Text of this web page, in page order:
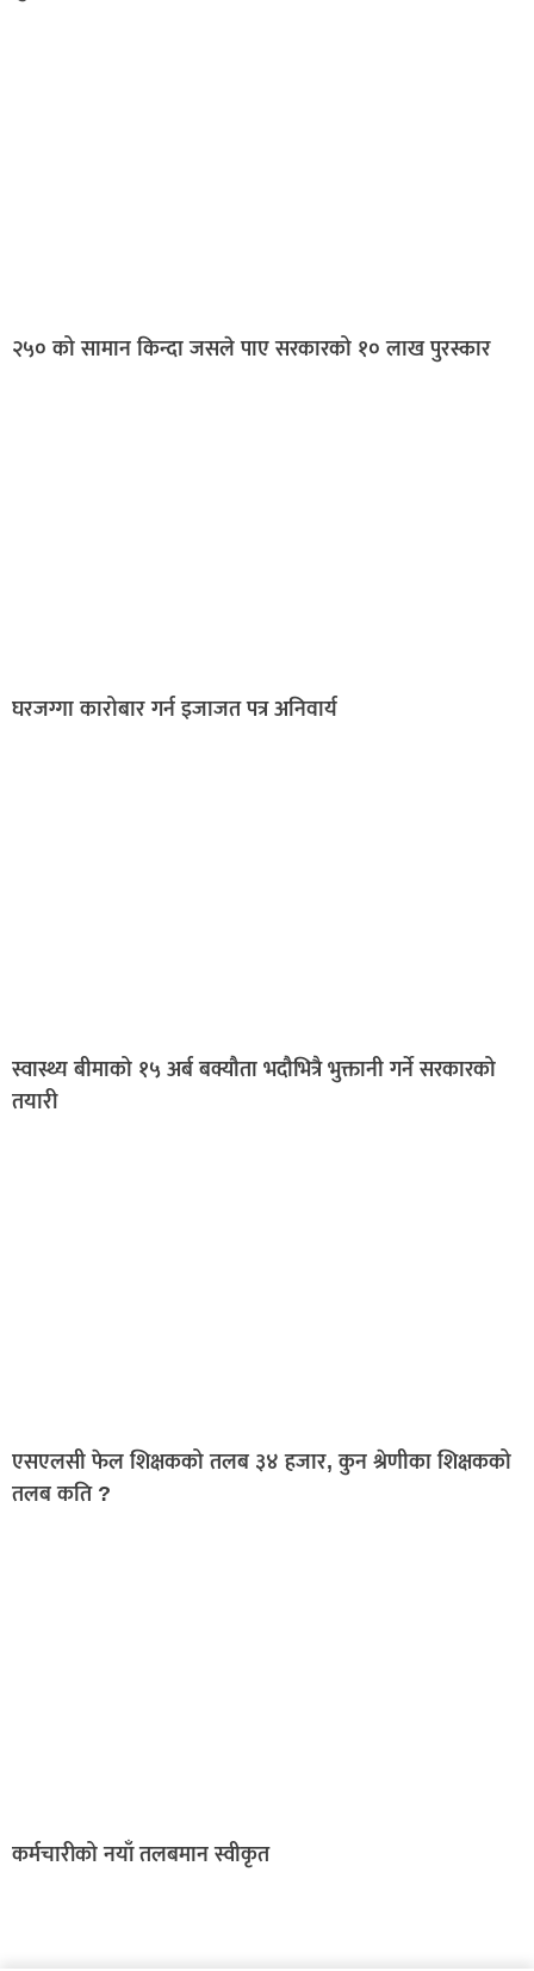
२५० को सामान किन्दा जसले पाए सरकारको १० लाख पुरस्कार
घरजग्गा कारोबार गर्न इजाजत पत्र अनिवार्य
स्वास्थ्य बीमाको १५ अर्ब बक्यौता भदौभित्रै भुक्तानी गर्ने सरकारको
तयारी
एसएलसी फेल शिक्षकको तलब ३४ हजार, कुन श्रेणीका शिक्षकको
तलब कति ?
कर्मचारीको नयाँ तलबमान स्वीकृत